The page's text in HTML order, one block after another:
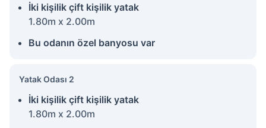
İki kişilik çift kişilik yatak
1.80m x 2.00m
Bu odanın özel banyosu var
Yatak Odası 2
İki kişilik çift kişilik yatak
1.80m x 2.00m